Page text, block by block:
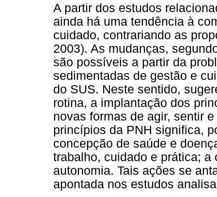
A partir dos estudos
ainda há uma tendência à
cuidado, contrariando as
2003). As mudanças,
são possíveis a partir da
sedimentadas de gestão e
do SUS. Neste sentido,
rotina, a implantação dos
novas formas de agir, sentir
princípios da PNH significa,
concepção de saúde e
trabalho, cuidado e prática;
autonomia. Tais ações se
apontada nos estudos